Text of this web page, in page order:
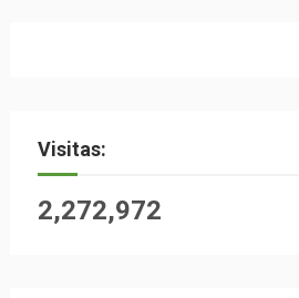
Visitas:
2,272,972